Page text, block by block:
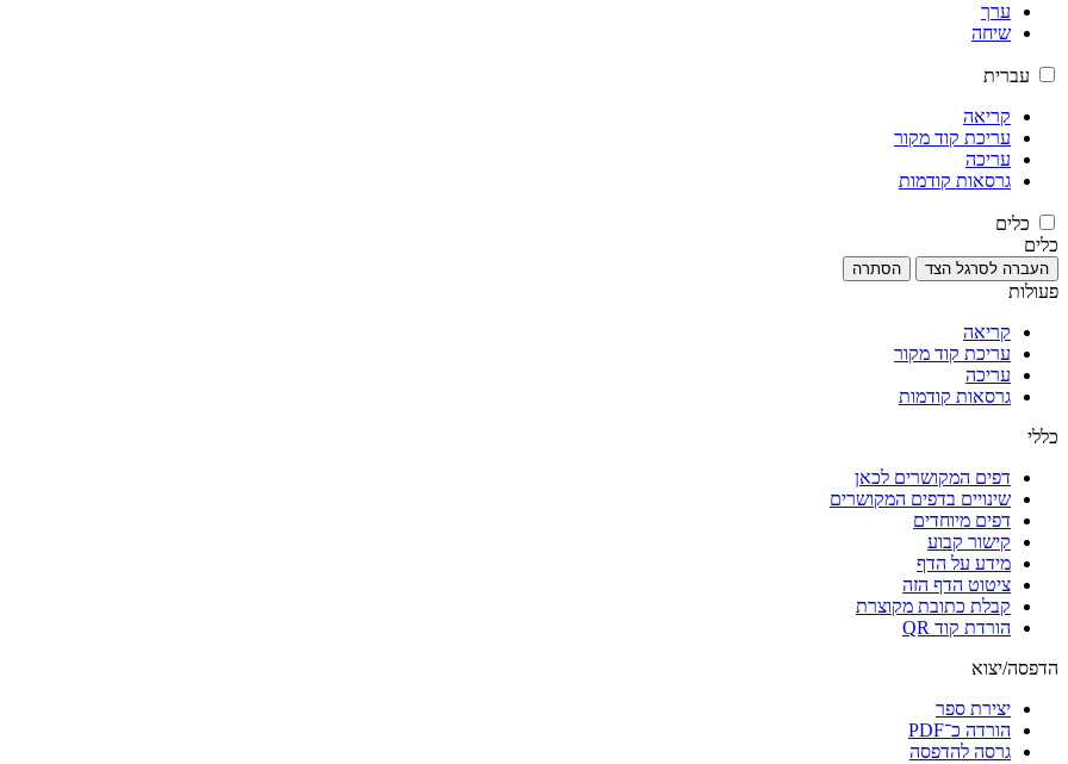
ערך
שיחה
עברית
קריאה
עריכת קוד מקור
עריכה
גרסאות קודמות
כלים
כלים
העברה לסרגל הצד הסתרה
פעולות
קריאה
עריכת קוד מקור
עריכה
גרסאות קודמות
כללי
דפים המקושרים לכאן
שינויים בדפים המקושרים
דפים מיוחדים
קישור קבוע
מידע על הדף
ציטוט הדף הזה
קבלת כתובת מקוצרת
הורדת קוד QR
הדפסה/יצוא
יצירת ספר
הורדה כ־PDF
גרסה להדפסה